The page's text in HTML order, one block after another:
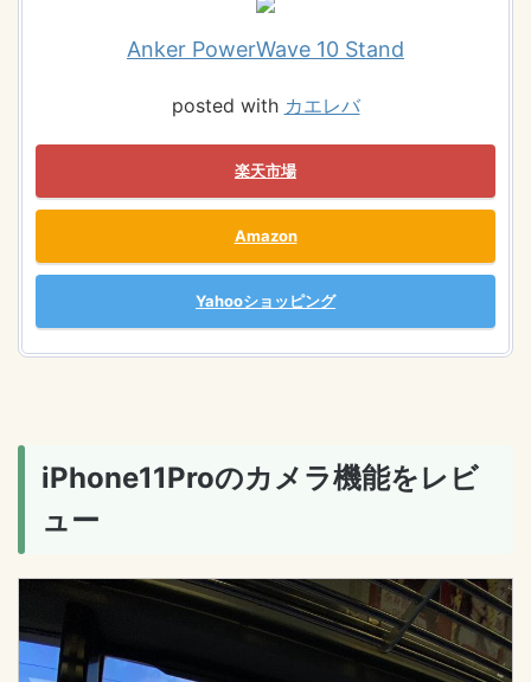
Anker PowerWave 10 Stand
posted with カエレバ
楽天市場
Amazon
Yahooショッピング
iPhone11Proのカメラ機能をレビ
ュー